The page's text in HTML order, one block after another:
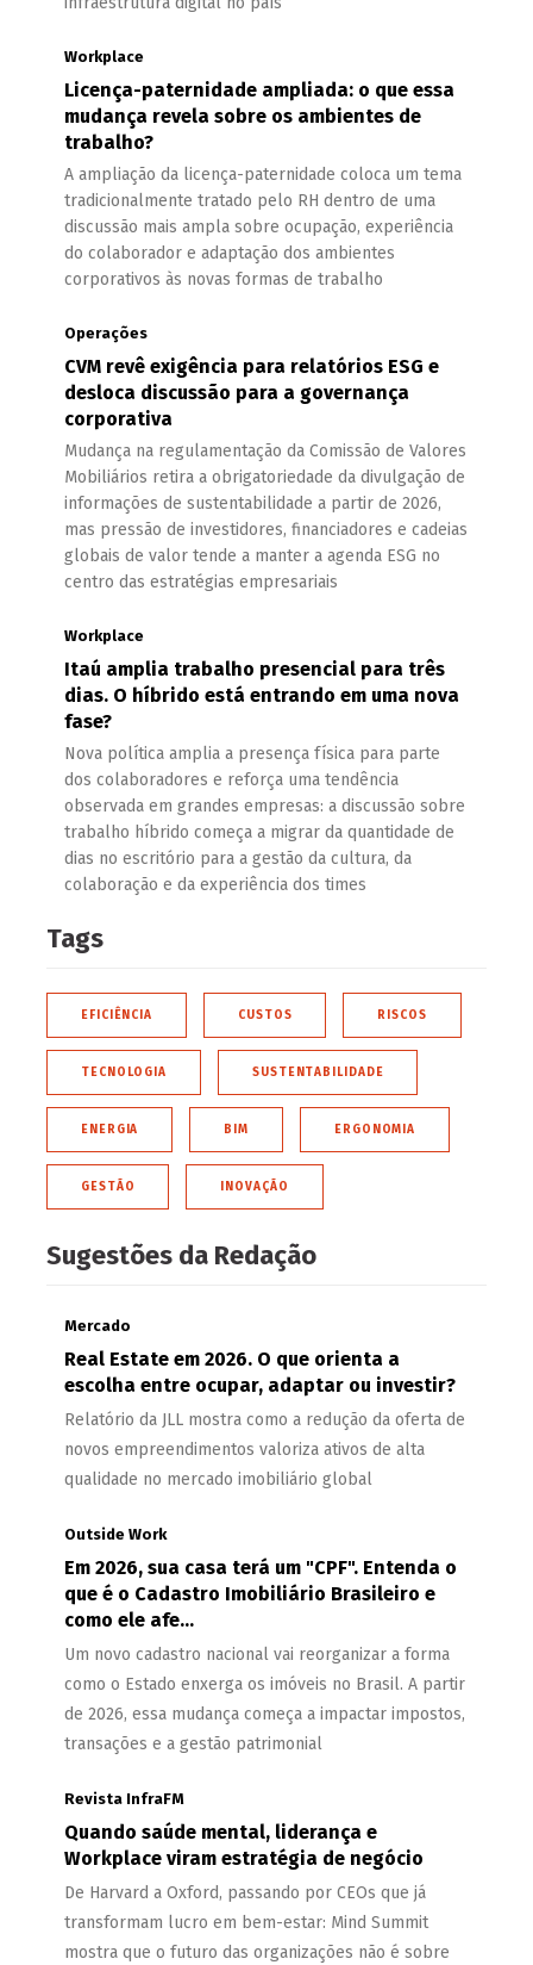
Workplace
Licença-paternidade ampliada: o que essa
mudança revela sobre os ambientes de
trabalho?
A ampliação da licença-paternidade coloca um tema
tradicionalmente tratado pelo RH dentro de uma
discussão mais ampla sobre ocupação, experiência
do colaborador e adaptação dos ambientes
corporativos às novas formas de trabalho
Operações
CVM revê exigência para relatórios ESG e
desloca discussão para a governança
corporativa
Mudança na regulamentação da Comissão de Valores
Mobiliários retira a obrigatoriedade da divulgação de
informações de sustentabilidade a partir de 2026,
mas pressão de investidores, financiadores e cadeias
globais de valor tende a manter a agenda ESG no
centro das estratégias empresariais
Workplace
Itaú amplia trabalho presencial para três
dias. O híbrido está entrando em uma nova
fase?
Nova política amplia a presença física para parte
dos colaboradores e reforça uma tendência
observada em grandes empresas: a discussão sobre
trabalho híbrido começa a migrar da quantidade de
dias no escritório para a gestão da cultura, da
colaboração e da experiência dos times
Tags
EFICIÊNCIA CUSTOS RISCOS
TECNOLOGIA SUSTENTABILIDADE
ENERGIA BIM ERGONOMIA
GESTÃO INOVAÇÃO
Sugestões da Redação
Mercado
Real Estate em 2026. O que orienta a
escolha entre ocupar, adaptar ou investir?
Relatório da JLL mostra como a redução da oferta de
novos empreendimentos valoriza ativos de alta
qualidade no mercado imobiliário global
Outside Work
Em 2026, sua casa terá um "CPF". Entenda o
que é o Cadastro Imobiliário Brasileiro e
como ele afe...
Um novo cadastro nacional vai reorganizar a forma
como o Estado enxerga os imóveis no Brasil. A partir
de 2026, essa mudança começa a impactar impostos,
transações e a gestão patrimonial
Revista InfraFM
Quando saúde mental, liderança e
Workplace viram estratégia de negócio
De Harvard a Oxford, passando por CEOs que já
transformam lucro em bem-estar: Mind Summit
mostra que o futuro das organizações não é sobre